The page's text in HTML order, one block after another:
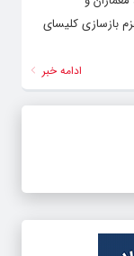
بازسازی کلیسای
ادامه خبر